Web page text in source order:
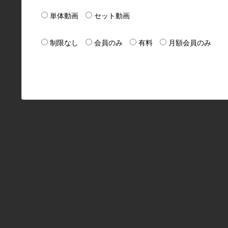
単体動画 セット動画
制限なし 会員のみ 有料 月額会員のみ